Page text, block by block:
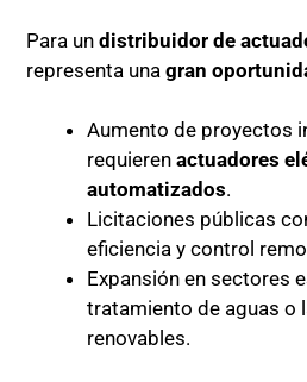
Para undistribuidor de
representa unagran
Aumento de proyectos
requierenactuadores
automatizados.
Licitaciones públicas
eficiencia y control
Expansión en sectores
tratamiento de aguas o
renovables.